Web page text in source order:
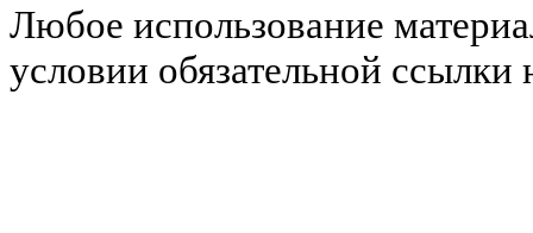
Любое использование
условии обязательной ссылки